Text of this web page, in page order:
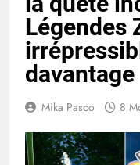
Légendes
davantage
Mika Pasco 8